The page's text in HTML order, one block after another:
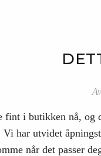
fint i butikken nå, og
har utvidet
når det passer